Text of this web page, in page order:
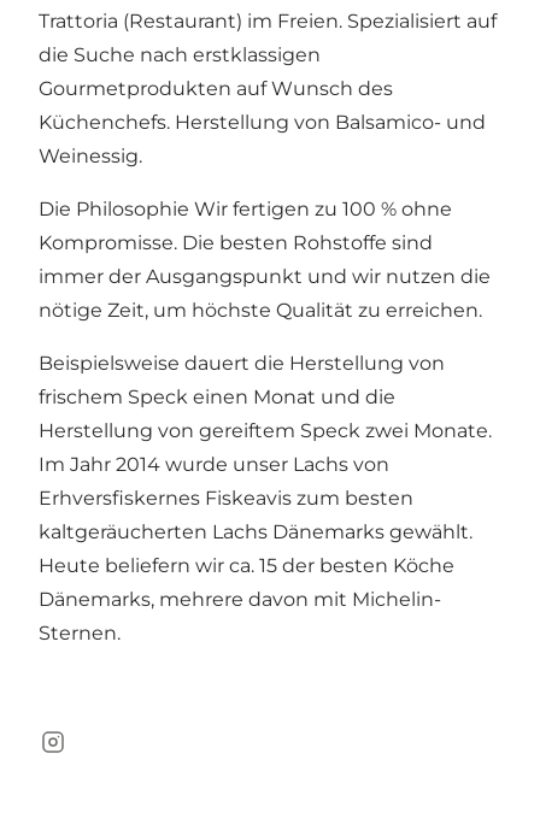
Trattoria (Restaurant) im Freien. Spezialisiert auf
die Suche nach erstklassigen
Gourmetprodukten auf Wunsch des
Küchenchefs. Herstellung von Balsamico- und
Weinessig.
Die Philosophie Wir fertigen zu 100 % ohne
Kompromisse. Die besten Rohstoffe sind
immer der Ausgangspunkt und wir nutzen die
nötige Zeit, um höchste Qualität zu erreichen.
Beispielsweise dauert die Herstellung von
frischem Speck einen Monat und die
Herstellung von gereiftem Speck zwei Monate.
Im Jahr 2014 wurde unser Lachs von
Erhversfiskernes Fiskeavis zum besten
kaltgeräucherten Lachs Dänemarks gewählt.
Heute beliefern wir ca. 15 der besten Köche
Dänemarks, mehrere davon mit Michelin-
Sternen.
Instagram